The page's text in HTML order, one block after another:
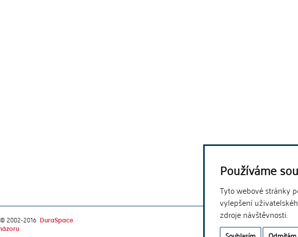
Používáme
Tyto webové stránky
vylepšení
zdroje návštěvnosti.
2002-2016
DuraSpace